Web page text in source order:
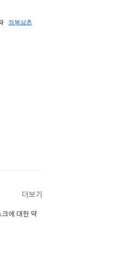
정복삼촌
더보기
에 대한 약